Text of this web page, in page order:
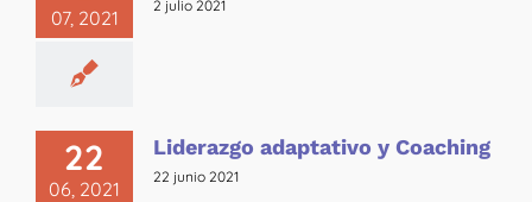
07, 2021
2 julio 2021
22
06, 2021
Liderazgo adaptativo y Coaching
22 junio 2021